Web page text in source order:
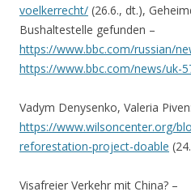
voelkerrecht/ (26.6., dt.),
Bushaltestelle gefunden –
https://www.bbc.com/russian/
https://www.bbc.com/news/uk-
Vadym Denysenko, Valeria Piven:
https://www.wilsoncenter.org/
reforestation-project-doable
Visafreier Verkehr mit China? –